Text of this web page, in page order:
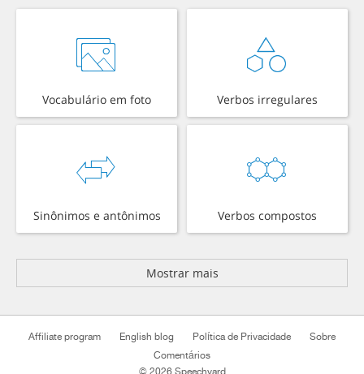
Vocabulário em foto Verbos irregulares
Sinônimos e antônimos Verbos compostos
Mostrar mais
Affiliate program English blog Política de Privacidade
Sobre
Comentários
© 2026 Speechyard